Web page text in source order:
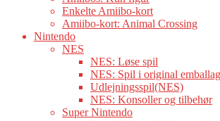
Enkelte Amiibo-kort
Amiibo-kort: Animal Crossing
Nintendo
NES
NES: Løse spil
NES: Spil i original
Udlejningsspil(NES)
NES: Konsoller og tilbehør
Super Nintendo